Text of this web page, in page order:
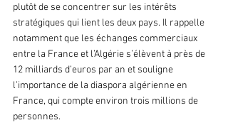
plutôt de se concentrer sur les intérêts
stratégiques qui lient les deux pays. Il rappelle
notamment que les échanges commerciaux
entre la France et l’Algérie s’élèvent à près de
12 milliards d’euros par an et souligne
l’importance de la diaspora algérienne en
France, qui compte environ trois millions de
personnes.